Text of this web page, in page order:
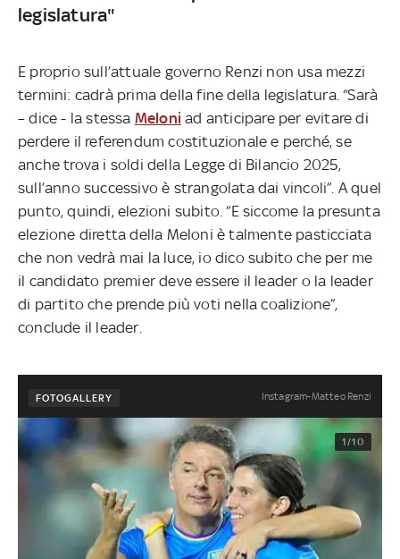
legislatura"
E proprio sull’attuale governo Renzi non usa mezzi
termini: cadrà prima della fine della legislatura. “Sarà
– dice - la stessa Meloni ad anticipare per evitare di
perdere il referendum costituzionale e perché, se
anche trova i soldi della Legge di Bilancio 2025,
sull’anno successivo è strangolata dai vincoli”. A quel
punto, quindi, elezioni subito. “E siccome la presunta
elezione diretta della Meloni è talmente pasticciata
che non vedrà mai la luce, io dico subito che per me
il candidato premier deve essere il leader o la leader
di partito che prende più voti nella coalizione”,
conclude il leader.
FOTOGALLERY Instagram-Matteo Renzi
1/10